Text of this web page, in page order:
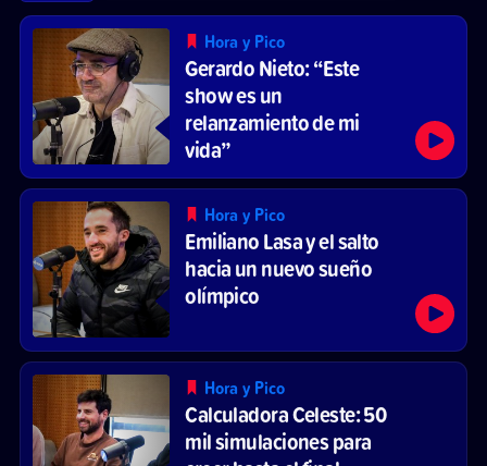
Hora y Pico
Gerardo Nieto: “Este
show es un
relanzamiento de mi
vida”
Hora y Pico
Emiliano Lasa y el salto
hacia un nuevo sueño
olímpico
Hora y Pico
Calculadora Celeste: 50
mil simulaciones para